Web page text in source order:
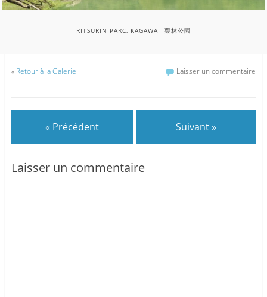
RITSURIN PARC, KAGAWA 栗林公園
« Retour à la Galerie Laisser un commentaire
« Précédent Suivant »
Laisser un commentaire